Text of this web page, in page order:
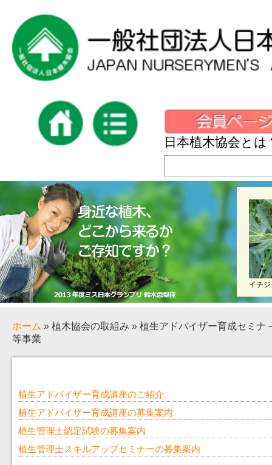
日本植木協会とは
イチ
ホーム » 植木協会の取組み » 植生アドバイザー育成セミナ
等事業
植生アドバイザー育成講座のご紹介
植生アドバイザー育成講座の募集案内
植生管理士認定試験の募集案内
植生管理士スキルアップセミナーの募集案内